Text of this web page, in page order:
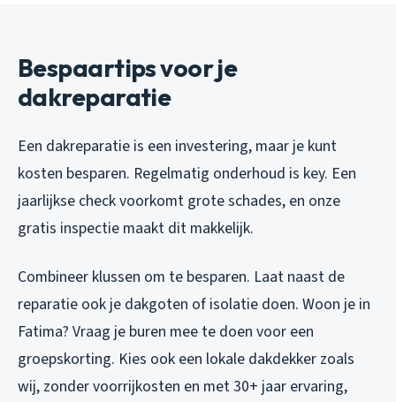
Bespaartips voor je
dakreparatie
Een dakreparatie is een investering, maar je kunt
kosten besparen. Regelmatig onderhoud is key. Een
jaarlijkse check voorkomt grote schades, en onze
gratis inspectie maakt dit makkelijk.
Combineer klussen om te besparen. Laat naast de
reparatie ook je dakgoten of isolatie doen. Woon je in
Fatima? Vraag je buren mee te doen voor een
groepskorting. Kies ook een lokale dakdekker zoals
wij, zonder voorrijkosten en met 30+ jaar ervaring,